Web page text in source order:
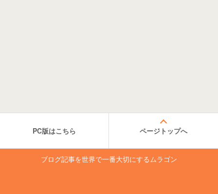
PC版はこちら ページトップへ
ブログ記事を世界で一番大切にするムラゴン